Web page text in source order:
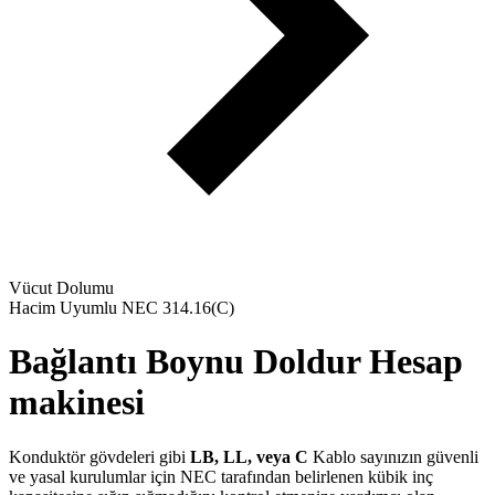
Vücut Dolumu
Hacim Uyumlu NEC 314.16(C)
Bağlantı Boynu DoldurHesap
makinesi
Konduktör gövdeleri gibi LB, LL, veya C Kablo sayınızın güvenli
ve yasal kurulumlar için NEC tarafından belirlenen kübik inç